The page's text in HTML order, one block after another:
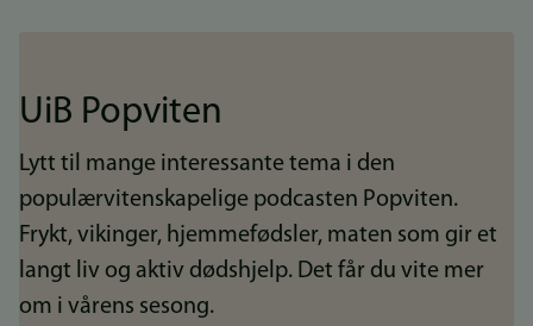
UiB Popviten
Lytt til mange interessante tema i den
populærvitenskapelige podcasten Popviten.
Frykt, vikinger, hjemmefødsler, maten som gir et
langt liv og aktiv dødshjelp. Det får du vite mer
om i vårens sesong.